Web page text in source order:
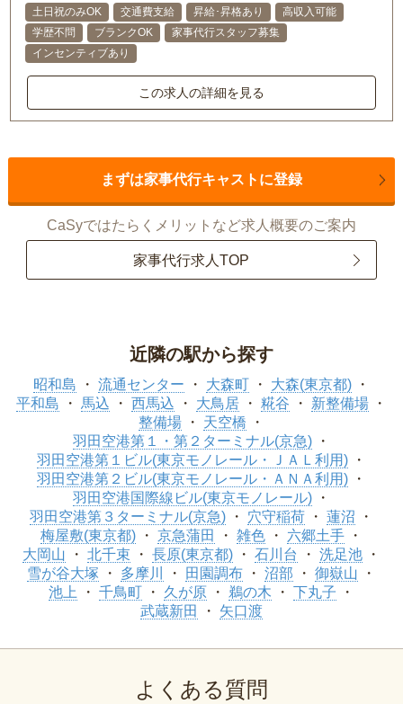
土日祝のみOK 交通費支給 昇給･昇格あり
高収入可能
学歴不問
ブランクOK
家事代行スタッフ募集
インセンティブあり
この求人の詳細を見る
まずは家事代行キャストに登録
CaSyではたらくメリットなど求人概要のご案内
家事代行求人TOP
近隣の駅から探す
昭和島 流通センター 大森町
大森(東京都)
平和島
馬込 西馬込 大鳥居 糀谷
新整備場
整備場
天空橋
羽田空港第１・第２ターミナル(京急)
羽田空港第１ビル(東京モノレール・ＪＡＬ利用)
羽田空港第２ビル(東京モノレール・ＡＮＡ利用)
羽田空港国際線ビル(東京モノレール)
羽田空港第３ターミナル(京急)
穴守稲荷
蓮沼
梅屋敷(東京都)
京急蒲田 雑色
六郷土手
大岡山
北千束 長原(東京都) 石川台
洗足池
雪が谷大塚
多摩川 田園調布 沼部
御嶽山
池上
千鳥町 久が原 鵜の木
下丸子
武蔵新田
矢口渡
よくある質問